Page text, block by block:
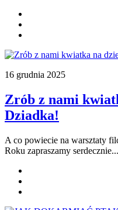
16 grudnia 2025
Zrób z nami
Dziadka!
A co powiecie na warsztaty
Roku zapraszamy serdecznie...